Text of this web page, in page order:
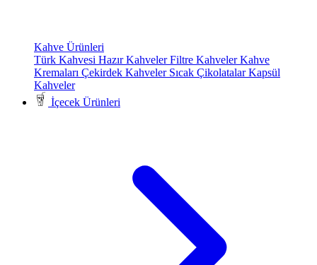
Kahve Ürünleri
Türk Kahvesi Hazır KahvelerFiltre KahvelerKahve
Kremaları Çekirdek Kahveler Sıcak ÇikolatalarKapsül
Kahveler
İçecek Ürünleri